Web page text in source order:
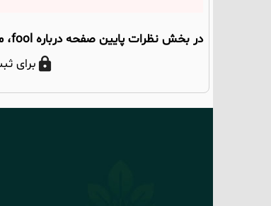
در بخش نظرات پایین صفحه درباره fool، معانی و مثال‌ها بحث کنیم؛ نظر شما می‌تواند به دیگران هم کمک کند.
برای